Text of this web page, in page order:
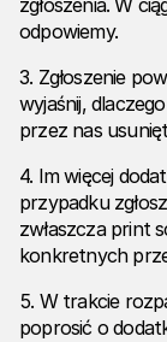
zgłoszenia. W
odpowiemy.
3. Zgłoszenie
wyjaśnij,
przez nas
4. Im więcej
przypadku
zwłaszcza print
konkretnych
5. W trakcie
poprosić o